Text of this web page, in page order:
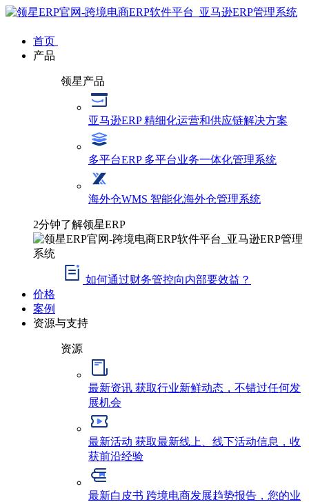
首页
产品
领星产品
亚马逊ERP精细化运营和供应链解决方案
多平台ERP 多平台业务一体化管理系统
海外仓WMS 智能化海外仓管理系统
2分钟了解领星ERP
如何通过财务管控向内部要效益？
价格
案例
资源与支持
资源
最新资讯 获取行业新鲜动态，不错过任何发
展机会
最新活动 获取最新线上、线下活动信息，收
获前沿经验
最新白皮书 跨境电商发展趋势报告，您的业